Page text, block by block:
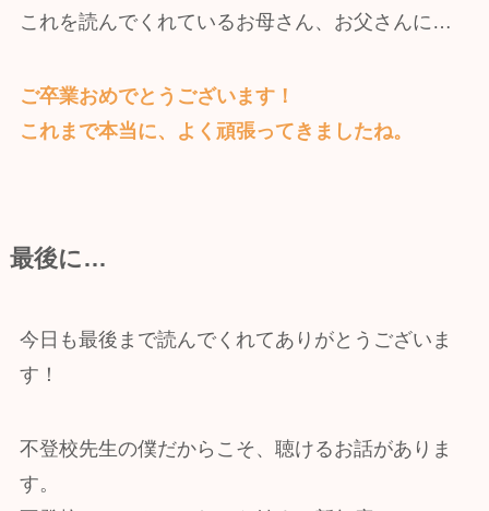
これを読んでくれているお母さん、お父さんに…
ご卒業おめでとうございます！
これまで本当に、よく頑張ってきましたね。
最後に…
今日も最後まで読んでくれてありがとうございま
す！
不登校先生の僕だからこそ、聴けるお話がありま
す。